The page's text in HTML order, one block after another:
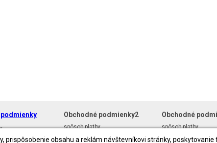
Obchodné podmienky2
spôsob platby
reklamácie
Obchodné
spôsob platby
reklamácie
obsahu a reklám návštevníkovi stránky,